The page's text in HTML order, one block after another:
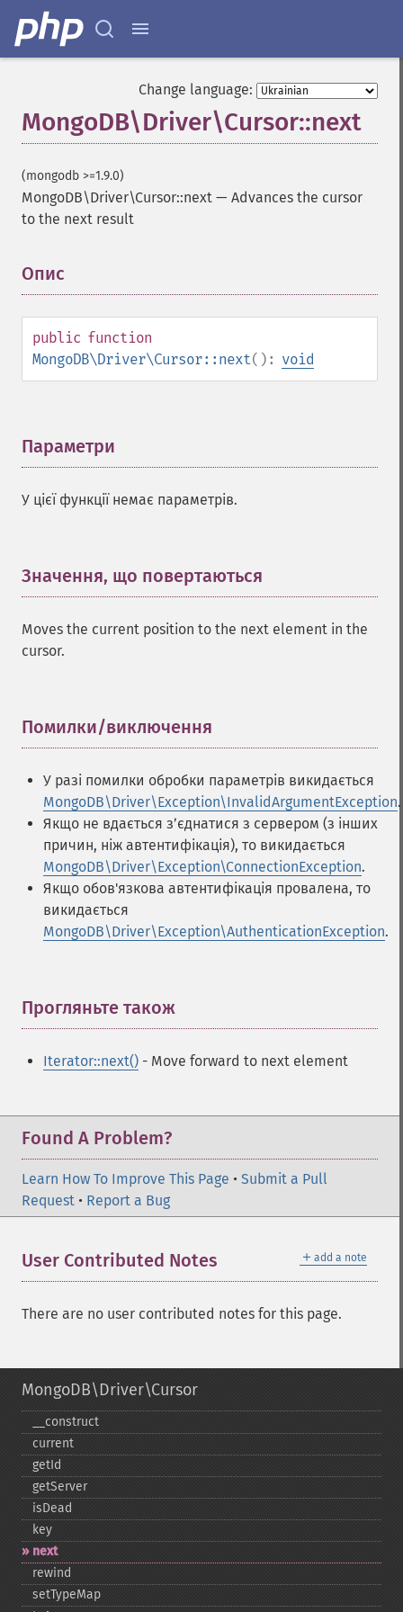
Change language:
MongoDB\Driver\Cursor::next
(mongodb >=1.9.0)
MongoDB\Driver\Cursor::next — Advances the cursor
to the next result
Опис
public function
MongoDB\Driver\Cursor::next(): void
Параметри
У цієї функції немає параметрів.
Значення, що повертаються
Moves the current position to the next element in the
cursor.
Помилки/виключення
У разі помилки обробки параметрів викидається
MongoDB\Driver\Exception\InvalidArgumentException.
Якщо не вдається з’єднатися з сервером (з інших
причин, ніж автентифікація), то викидається
MongoDB\Driver\Exception\ConnectionException.
Якщо обов'язкова автентифікація провалена, то
викидається
MongoDB\Driver\Exception\AuthenticationException.
Прогляньте також
Iterator::next() - Move forward to next element
Found A Problem?
Learn How To Improve This Page • Submit a Pull
Request • Report a Bug
＋ add a note
User Contributed Notes
There are no user contributed notes for this page.
MongoDB\Driver\Cursor
_​_​construct
current
getId
getServer
isDead
key
next
rewind
setTypeMap